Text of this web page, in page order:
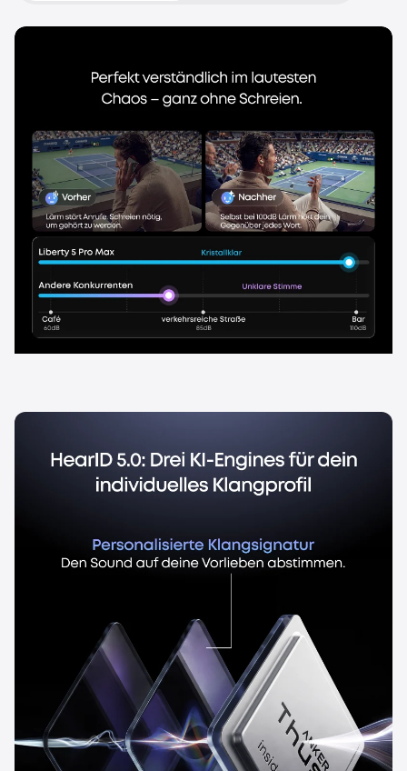
Steuere ANC und EQ oder
ganz einfach per Fingertipp auf
das Display.